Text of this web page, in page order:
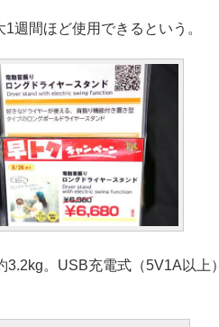
週間ほど使用できるという。
。USB充電式（5V1A以上）